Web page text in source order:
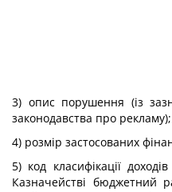
3) опис порушення (із
законодавства про рекламу);
4) розмір застосованих
5) код класифікації
Казначействі бюджетний